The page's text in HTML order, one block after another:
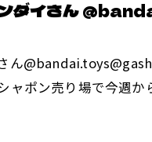
ダイさん
ん
ャポン売り場で今週